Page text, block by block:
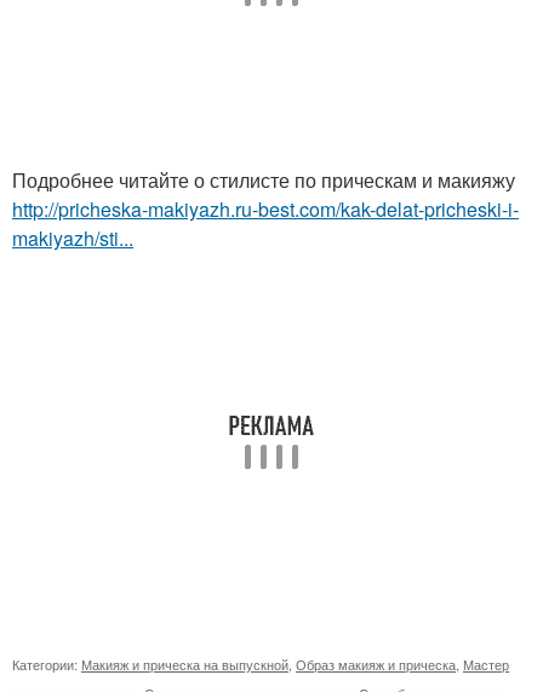
Подробнее читайте о стилисте по прическам и макияжу
http://pricheska-makiyazh.ru-best.com/kak-delat-pricheski-i-
makiyazh/sti...
Категории: Макияж и прическа на выпускной Образ макияж и прическа Мастер